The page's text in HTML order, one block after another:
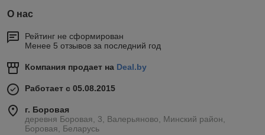
О нас
Рейтинг не сформирован
Менее 5 отзывов за последний год
Компания продает на Deal.by
Работает с 05.08.2015
г. Боровая
деревня Боровая, 3, Валерьяново, Минский район,
Боровая, Беларусь